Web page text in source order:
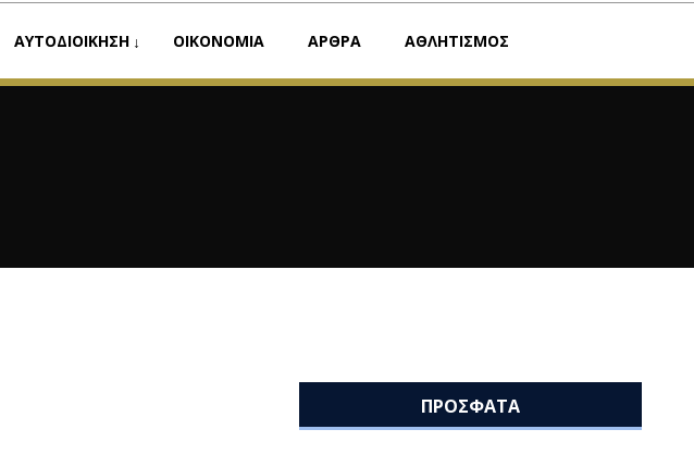
ΑΥΤΟΔΙΟΙΚΗΣΗ ΟΙΚΟΝΟΜΙΑ ΑΡΘΡΑ ΑΘΛΗΤΙΣΜΟΣ
ΠΡΟΣΦΑΤΑ